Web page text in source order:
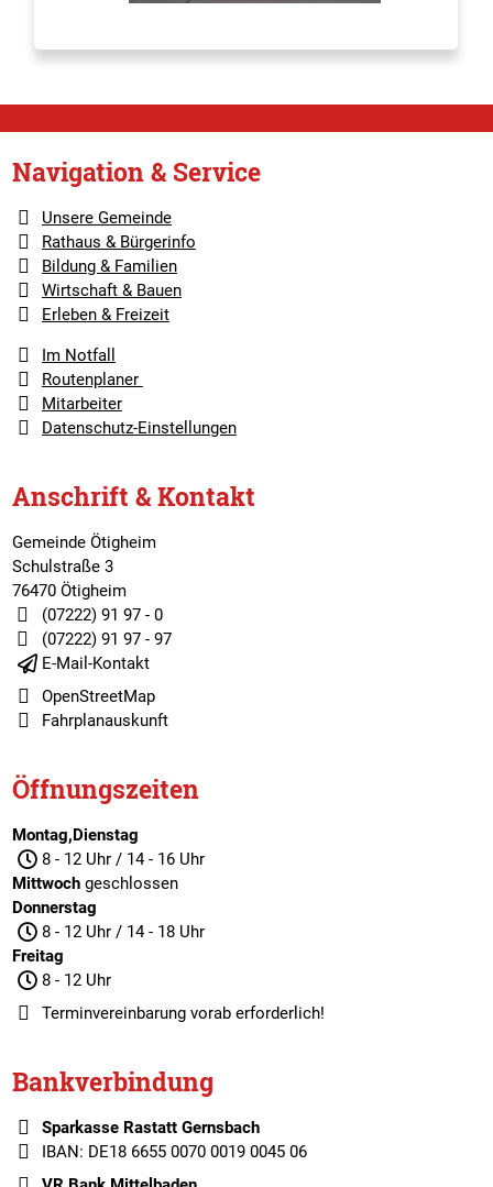
Navigation & Service
Unsere Gemeinde
Rathaus & Bürgerinfo
Bildung & Familien
Wirtschaft & Bauen
Erleben & Freizeit
Im Notfall
Routenplaner
Mitarbeiter
Datenschutz-Einstellungen
Anschrift & Kontakt
Gemeinde Ötigheim
Schulstraße 3
76470 Ötigheim
(07222) 91 97 - 0
(07222) 91 97 - 97
E-Mail-Kontakt
OpenStreetMap
Fahrplanauskunft
Öffnungszeiten
Montag,Dienstag
8 - 12 Uhr / 14 - 16 Uhr
Mittwochgeschlossen
Donnerstag
8 - 12 Uhr / 14 - 18 Uhr
Freitag
8 - 12 Uhr
Terminvereinbarungvorab erforderlich!
Bankverbindung
Sparkasse Rastatt Gernsbach
IBAN: DE18 6655 0070 0019 0045 06